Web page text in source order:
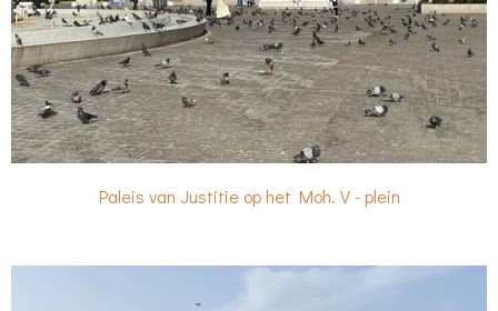
Paleis van Justitie op het Moh. V - plein